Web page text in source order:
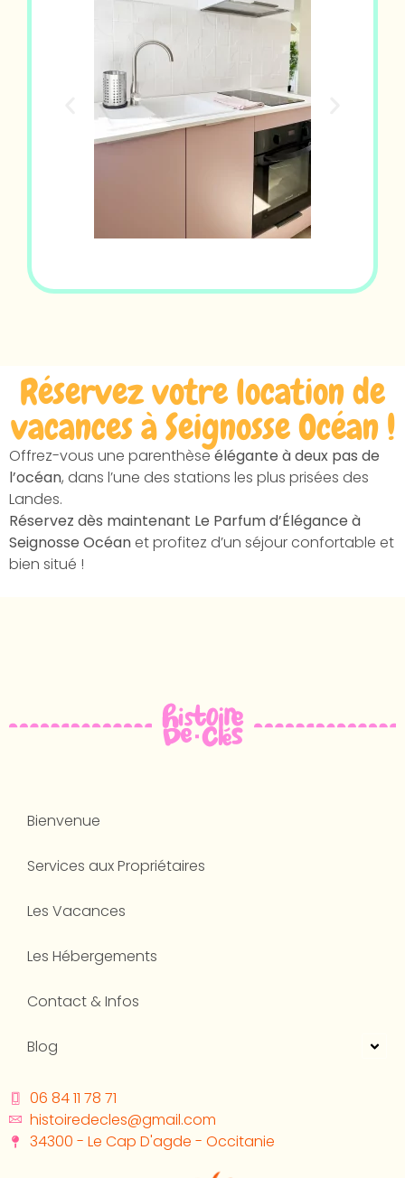
Réservez votre location de
vacances à Seignosse Océan !
Offrez-vous une parenthèseélégante à deux pas de
l’océan, dans l’une des stations les plus prisées des
Landes.
Réservez dès maintenant Le Parfum d’Élégance à
Seignosse Océan et profitez d’un séjour confortable et
bien situé !
Bienvenue
Services aux Propriétaires
Les Vacances
Les Hébergements
Contact & Infos
Blog
06 84 11 78 71
histoiredecles@gmail.com
34300 - Le Cap D'agde - Occitanie